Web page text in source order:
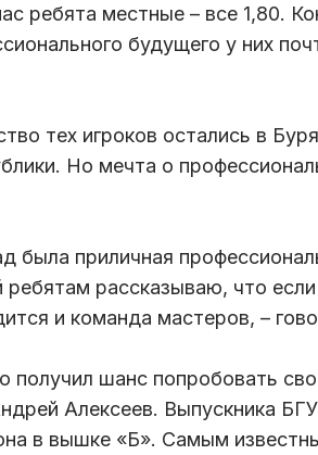
ребята местные – все 1,80.
будущего у них
тех игроков остались в
Но мечта о
была приличная
рассказываю, что
и команда мастеров, –
получил шанс попробовать
Алексеев. Выпускника
в вышке «Б». Самым